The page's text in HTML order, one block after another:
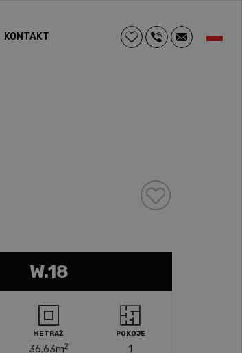
KONTAKT
W.18
METRAŻ
36.63m2
POKOJE
1